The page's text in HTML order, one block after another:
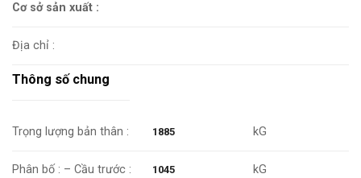
Cơ sở sản xuất :
Địa chỉ :
Thông số chung
Trọng lượng bản thân : 1885 kG
Phân bố : – Cầu trước : 1045 kG